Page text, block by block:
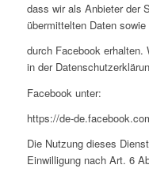
dass wir als Anbieter der
übermittelten Daten
durch Facebook erhalten.
in der
Facebook unter:
https://de-
Die Nutzung dieses
Einwilligung nach Art. 6